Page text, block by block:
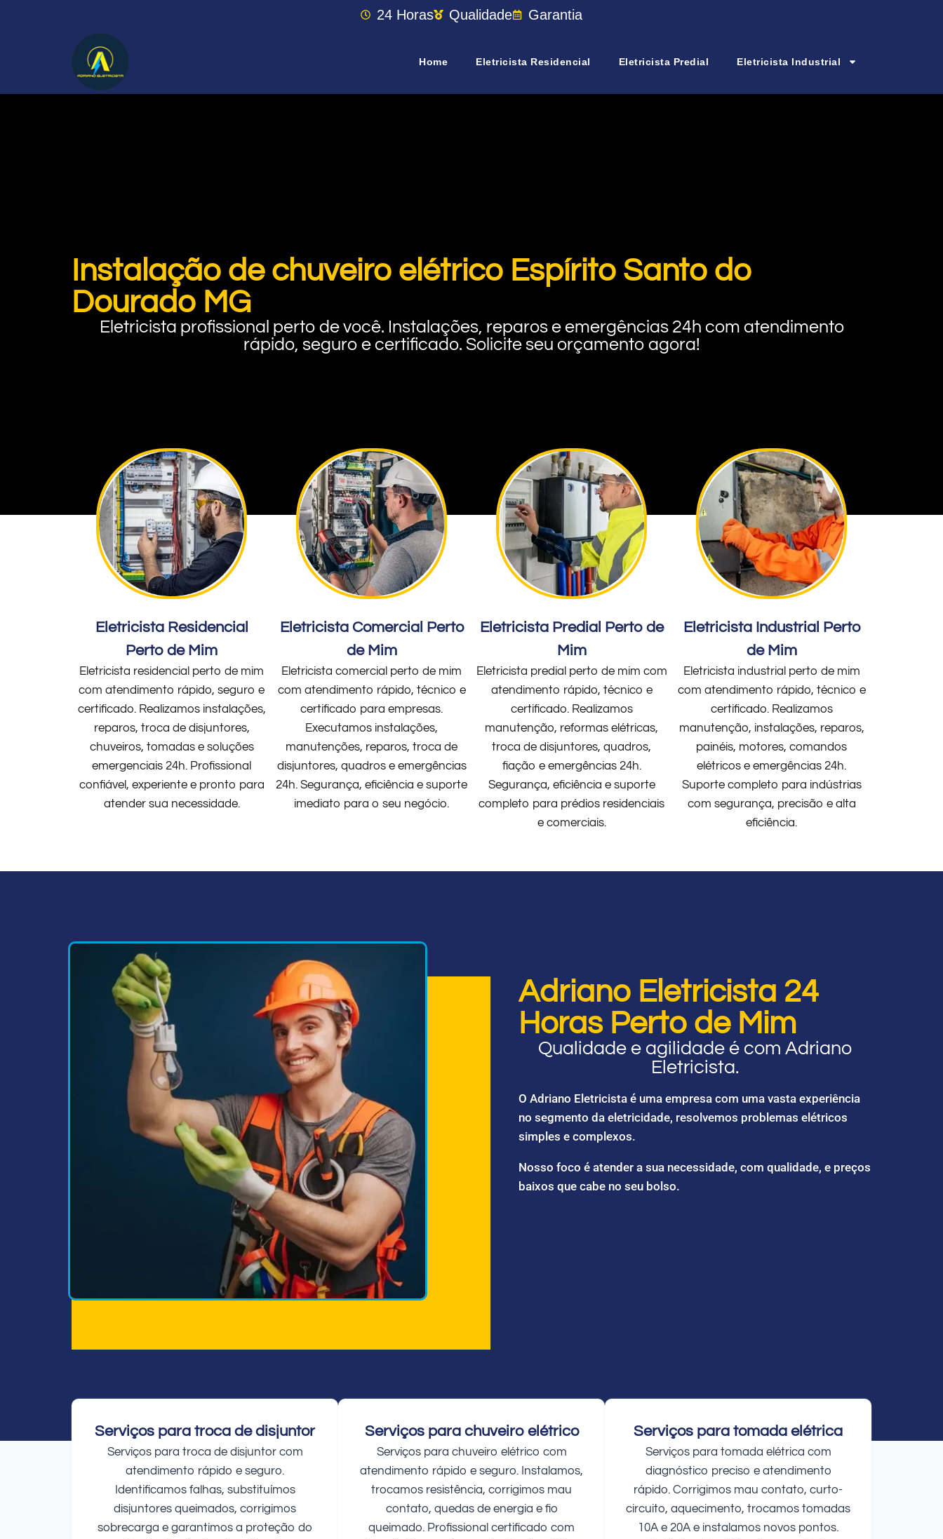
24 Horas Qualidade Garantia
Home Eletricista Residencial Eletricista Predial Eletricista Industrial
Instalação de chuveiro elétrico Espírito Santo do
Dourado MG
Eletricista profissional perto de você. Instalações, reparos e emergências 24h com atendimento
rápido, seguro e certificado. Solicite seu orçamento agora!
Eletricista Residencial
Perto de Mim
Eletricista residencial perto de mim
com atendimento rápido, seguro e
certificado. Realizamos instalações,
reparos, troca de disjuntores,
chuveiros, tomadas e soluções
emergenciais 24h. Profissional
confiável, experiente e pronto para
atender sua necessidade.
Eletricista Comercial Perto
de Mim
Eletricista comercial perto de mim
com atendimento rápido, técnico e
certificado para empresas.
Executamos instalações,
manutenções, reparos, troca de
disjuntores, quadros e emergências
24h. Segurança, eficiência e suporte
imediato para o seu negócio.
Eletricista Predial Perto de
Mim
Eletricista predial perto de mim com
atendimento rápido, técnico e
certificado. Realizamos
manutenção, reformas elétricas,
troca de disjuntores, quadros,
fiação e emergências 24h.
Segurança, eficiência e suporte
completo para prédios residenciais
e comerciais.
Eletricista Industrial Perto
de Mim
Eletricista industrial perto de mim
com atendimento rápido, técnico e
certificado. Realizamos
manutenção, instalações, reparos,
painéis, motores, comandos
elétricos e emergências 24h.
Suporte completo para indústrias
com segurança, precisão e alta
eficiência.
Adriano Eletricista 24
Horas Perto de Mim
Qualidade e agilidade é com Adriano
Eletricista.
O Adriano Eletricista é uma empresa com uma vasta experiência
no segmento da eletricidade, resolvemos problemas elétricos
simples e complexos.
Nosso foco é atender a sua necessidade, com qualidade, e preços
baixos que cabe no seu bolso.
Serviços para troca de disjuntor
Serviços para troca de disjuntor com
atendimento rápido e seguro.
Identificamos falhas, substituímos
disjuntores queimados, corrigimos
sobrecarga e garantimos a proteção do
Serviços para chuveiro elétrico
Serviços para chuveiro elétrico com
atendimento rápido e seguro. Instalamos,
trocamos resistência, corrigimos mau
contato, quedas de energia e fio
queimado. Profissional certificado com
Serviços para tomada elétrica
Serviços para tomada elétrica com
diagnóstico preciso e atendimento
rápido. Corrigimos mau contato, curto-
circuito, aquecimento, trocamos tomadas
10A e 20A e instalamos novos pontos.